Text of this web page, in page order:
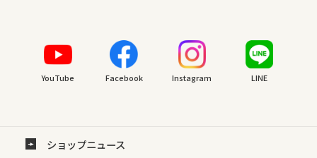
YouTube Facebook Instagram LINE
ショップニュース